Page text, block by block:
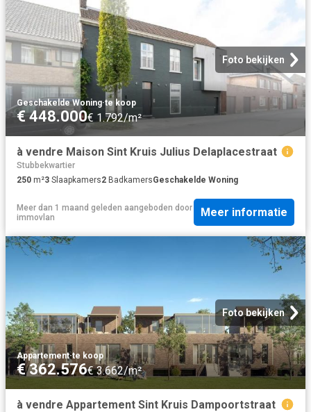
Foto bekijken
Geschakelde Woning·te koop
€ 448.000€ 1.792/m²
à vendre Maison Sint Kruis Julius Delaplacestraat
Stubbekwartier
250 m²3 Slaapkamers2 BadkamersGeschakelde Woning
Meer dan 1 maand geleden aangeboden door
immovlan
Meer informatie
Foto bekijken
Appartement·te koop
€ 362.576€ 3.662/m²
à vendre Appartement Sint Kruis Dampoortstraat